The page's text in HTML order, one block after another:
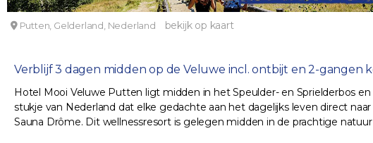
Fletcher Hotel-Restaurant Mooi Veluwe
Putten, Gelderland, Nederland bekijk op kaart
Verblijf 3 dagen midden op de Veluwe incl. ontbijt en 2-gangen
Hotel Mooi Veluwe Putten ligt midden in het Speulder- en Sprielderbos
stukje van Nederland dat elke gedachte aan het dagelijks leven direct
Sauna Drôme. Dit wellnessresort is gelegen midden in de prachtige